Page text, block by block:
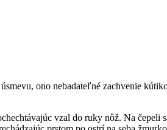
ono nebadateľné zachvenie
vzal do ruky nôž. Na